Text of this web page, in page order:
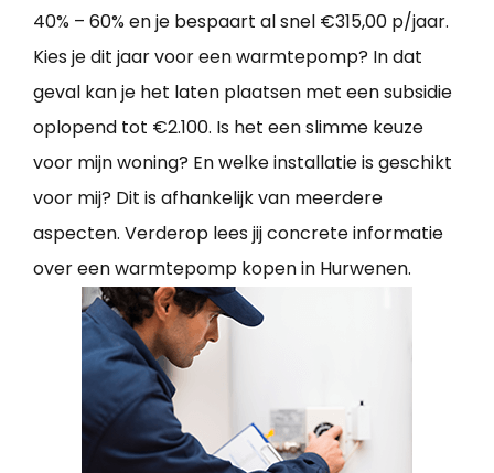
40% – 60% en je bespaart al snel €315,00 p/jaar.
Kies je dit jaar voor een warmtepomp? In dat
geval kan je het laten plaatsen met een subsidie
oplopend tot €2.100. Is het een slimme keuze
voor mijn woning? En welke installatie is geschikt
voor mij? Dit is afhankelijk van meerdere
aspecten. Verderop lees jij concrete informatie
over een warmtepomp kopen in Hurwenen.